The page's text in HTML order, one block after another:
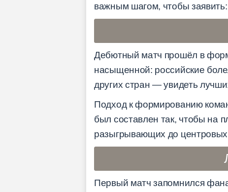
важным шагом, чтобы
Дебютный матч прошёл в
насыщенной: российские
других стран — увидеть
Подход к формированию
был составлен так, чтобы на
разыгрывающих до
Первый матч запомнился